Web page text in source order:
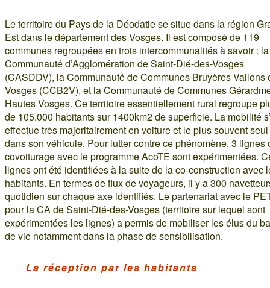
Le territoire du Pays de la Déodatie se situe dans la région
Est dans le département des Vosges. Il est composé de 119
communes regroupées en trois intercommunalités à savoir : la
Communauté d’Agglomération de Saint-Dié-des-Vosges
(CASDDV), la Communauté de Communes Bruyères Vallons
Vosges (CCB2V), et la Communauté de Communes
Hautes Vosges. Ce territoire essentiellement rural regroupe
de 105.000 habitants sur 1400km2 de superficie. La mobilité
effectue très majoritairement en voiture et le plus souvent seul
dans son véhicule. Pour lutter contre ce phénomène, 3 lignes
covoiturage avec le programme AcoTE sont expérimentées.
lignes ont été identifiées à la suite de la co-construction avec
habitants. En termes de flux de voyageurs, il y a 300
quotidien sur chaque axe identifiés. Le partenariat avec le
pour la CA de Saint-Dié-des-Vosges (territoire sur lequel sont
expérimentées les lignes) a permis de mobiliser les élus du
de vie notamment dans la phase de sensibilisation.
La réception par les habitants